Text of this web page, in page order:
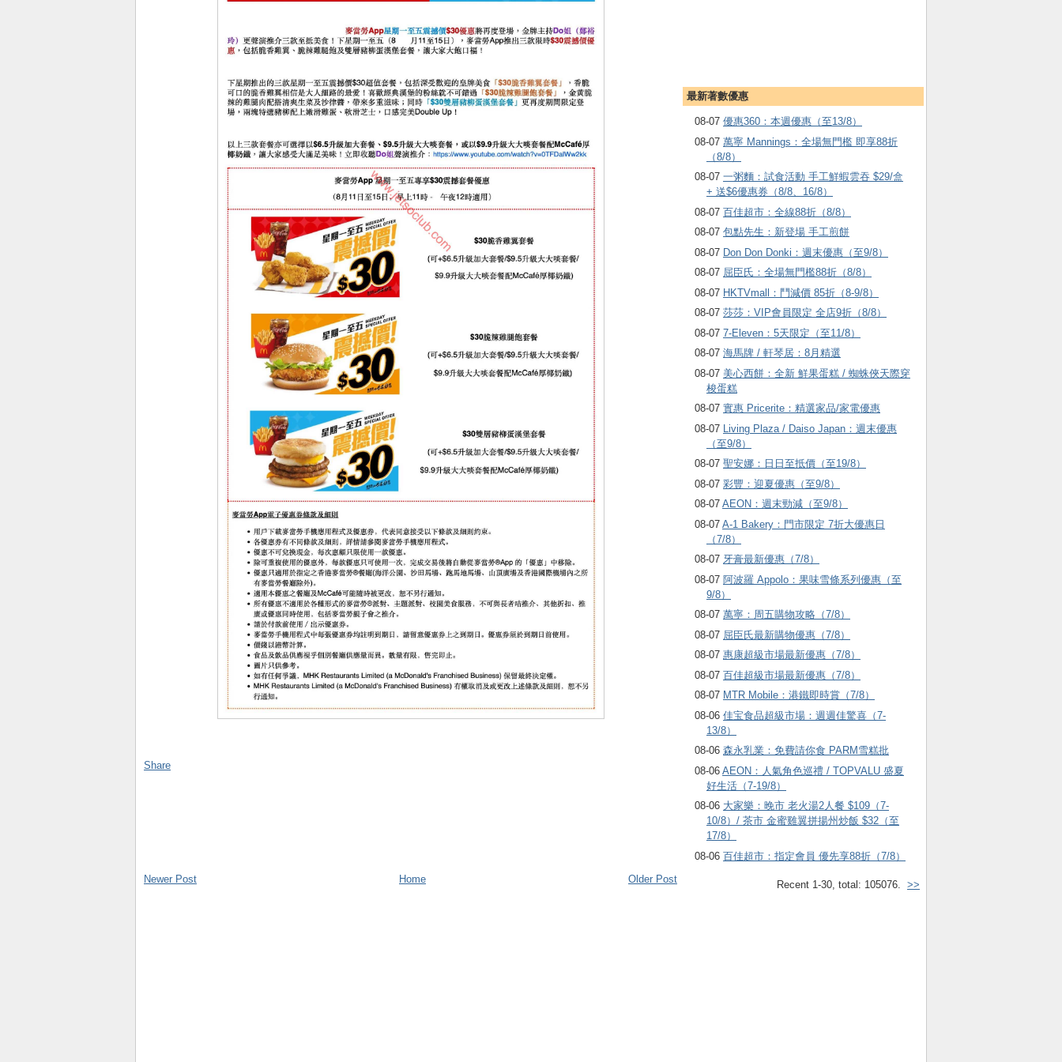
最新著數優惠
08-07 優惠360：本週優惠（至13/8）
08-07 萬寧 Mannings：全場無門檻 即享88折
（8/8）
08-07 一粥麵：試食活動 手工鮮蝦雲吞 $29/盒
+ 送$6優惠券（8/8、16/8）
08-07 百佳超市：全線88折（8/8）
08-07 包點先生：新登場 手工煎餅
08-07 Don Don Donki：週末優惠（至9/8）
08-07 屈臣氏：全場無門檻88折（8/8）
08-07 HKTVmall ：鬥減價 85折（8-9/8）
08-07 莎莎：VIP會員限定 全店9折（8/8）
08-07 7-Eleven：5天限定（至11/8）
08-07 海馬牌 / 軒琴居：8月精選
08-07 美心西餅：全新 鮮果蛋糕 / 蜘蛛俠天際穿
梭蛋糕
08-07 實惠 Pricerite：精選家品/家電優惠
08-07
Living Plaza / Daiso Japan：週末優惠
（至9/8）
08-07 聖安娜：日日至抵價（至19/8）
08-07 彩豐：迎夏優惠（至9/8）
08-07 AEON：週末勁減（至9/8）
08-07 A-1 Bakery：門市限定 7折大優惠日
（7/8）
08-07 牙膏最新優惠（7/8）
08-07 阿波羅 Appolo：果味雪條系列優惠（至
9/8）
08-07 萬寧：周五購物攻略（7/8）
08-07 屈臣氏最新購物優惠（7/8）
08-07 惠康超級市場最新優惠（7/8）
08-07 百佳超級市場最新優惠（7/8）
08-07 MTR Mobile：港鐵即時賞（7/8）
08-06 佳宝食品超級市場：週週佳驚喜（7-
13/8）
08-06 森永乳業：免費請你食 PARM雪糕批
08-06 AEON：人氣角色巡禮 / TOPVALU 盛夏
好生活（7-19/8）
08-06 大家樂：晚市 老火湯2人餐 $109（7-
10/8）/ 茶市 金蜜雞翼拼揚州炒飯 $32（至
17/8）
08-06 百佳超市：指定會員 優先享88折（7/8）
Recent 1-30, total: 105076. >>
Share
Newer Post Older Post
Home